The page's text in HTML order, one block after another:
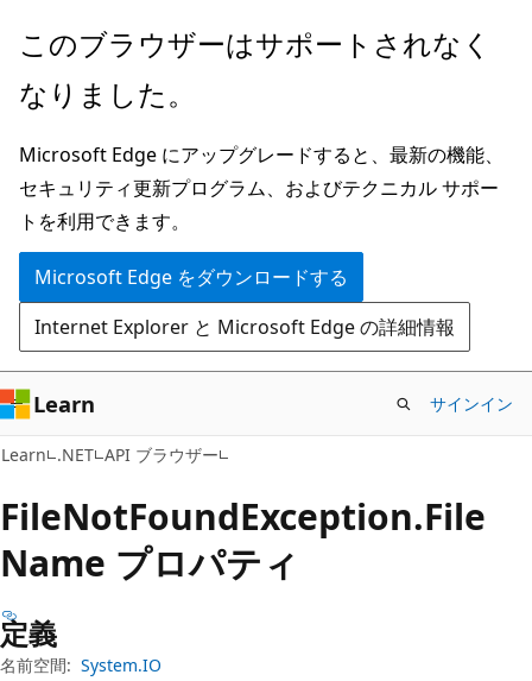
メ
ン
ン
テ
ン
ツ
に
ス
キ
ッ
プ
ペ
ジ
ナ
ビ
ゲ
ー
シ
ョ
ン
に
ス
キ
ッ
プ
このブラウザーはサポートされなく
なりました。
Microsoft Edge にアップグレードすると、最新の機能、
セキュリティ更新プログラム、およびテクニカル サポー
トを利用できます。
Microsoft Edge をダウンロードする
Internet Explorer と Microsoft Edge の詳細情報
Learn サインイン
Learn .NET API ブラウザー
FileNotFoundException.File
Name プロパティ
定義
名前空間: System.IO